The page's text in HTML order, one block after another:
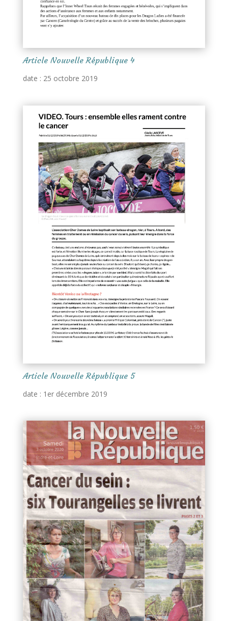
Article Nouvelle République 4
date : 25 octobre 2019
Article Nouvelle République 5
date : 1er décembre 2019